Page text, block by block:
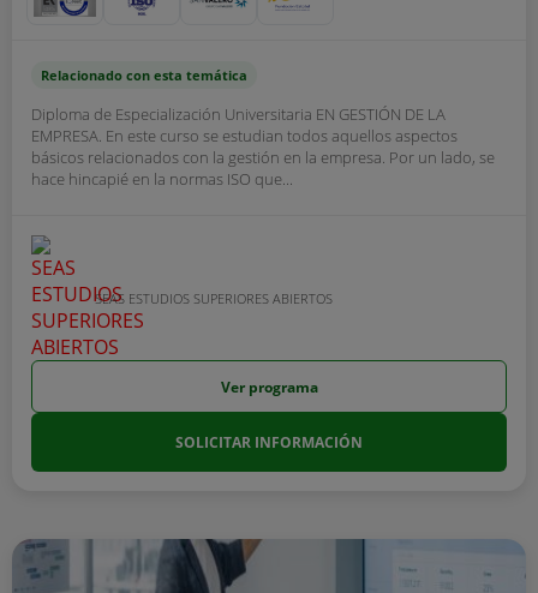
Relacionado con esta temática
Diploma de Especialización Universitaria EN GESTIÓN DE LA
EMPRESA. En este curso se estudian todos aquellos aspectos
básicos relacionados con la gestión en la empresa. Por un lado, se
hace hincapié en la normas ISO que...
SEAS ESTUDIOS SUPERIORES ABIERTOS
Ver programa
SOLICITAR INFORMACIÓN